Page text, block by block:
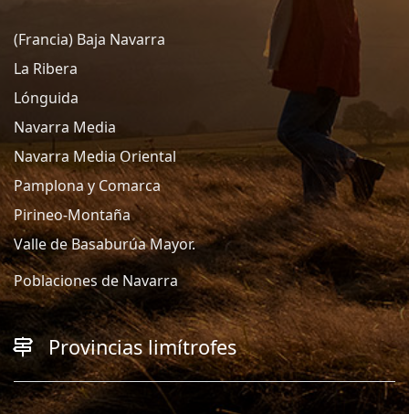
(Francia) Baja Navarra
La Ribera
Lónguida
Navarra Media
Navarra Media Oriental
Pamplona y Comarca
Pirineo-Montaña
Valle de Basaburúa Mayor.
Poblaciones de Navarra
Provincias limítrofes